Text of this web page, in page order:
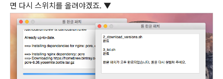
면 다시 스위치를 올려야겠죠. ▼